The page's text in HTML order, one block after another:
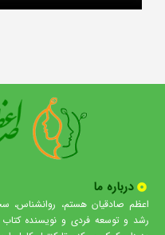
درباره ما
اعظم صادقیان هستم، روانشناس،
رشد و توسعه فردی و نویسنده